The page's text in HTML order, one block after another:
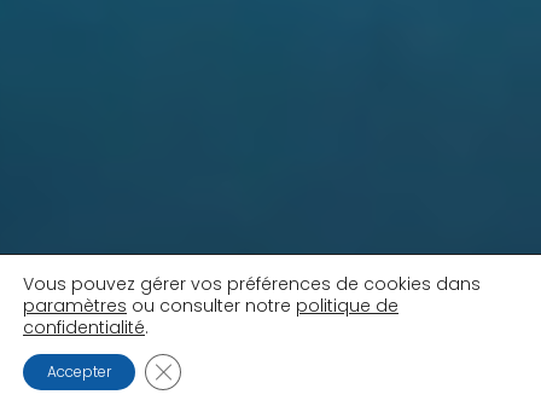
Vous pouvez gérer vos préférences de cookies dans
paramètres ou consulter notre politique de
confidentialité.
Accepter FERMER LA BANNIÈRE DES COOKIES GDPR